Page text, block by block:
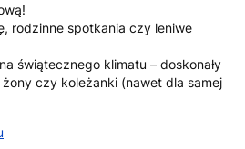
rodzinne spotkania czy leniwe
świątecznego klimatu – doskonały
czy koleżanki (nawet dla samej